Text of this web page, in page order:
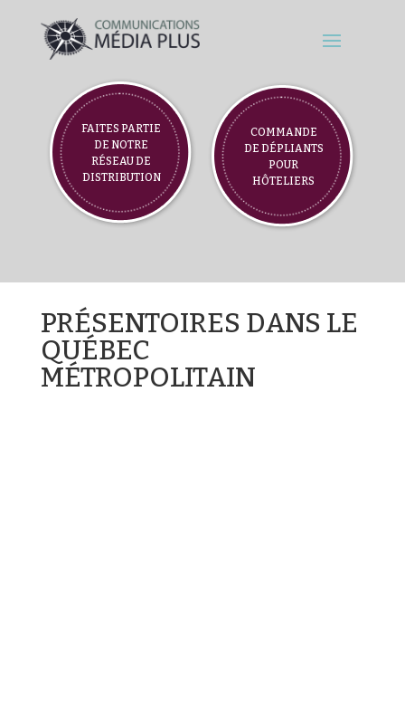
FAITES PARTIE
DE NOTRE
RÉSEAU DE
DISTRIBUTION
COMMANDE
DE DÉPLIANTS
POUR
HÔTELIERS
PRÉSENTOIRES DANS LE
QUÉBEC
MÉTROPOLITAIN